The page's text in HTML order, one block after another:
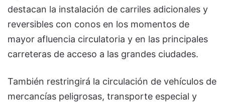
destacan la instalación de carriles adicionales y
reversibles con conos en los momentos de
mayor afluencia circulatoria y en las principales
carreteras de acceso a las grandes ciudades.
También restringirá la circulación de vehículos de
mercancías peligrosas, transporte especial y